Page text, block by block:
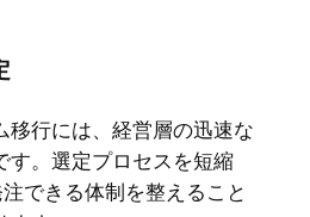
移行には、経営層の迅速な
す。選定プロセスを短縮
できる体制を整えること